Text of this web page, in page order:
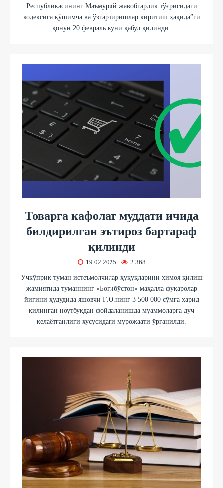
Республикасининг Маъмурий жавобгарлик тўғрисидаги
кодексига қўшимча ва ўзгартиришлар киритиш ҳақида”ги
қонун 20 февраль куни қабул қилинди.
Товарга кафолат муддати ичида
билдирилган эътироз бартараф
қилинди
19.02.2025 2 368
Учкўприк туман истеъмолчилар ҳуқуқларини ҳимоя қилиш
жамиятида туманнинг «Боғибўстон» маҳалла фуқаролар
йиғини ҳудудида яшовчи Ғ.О.нинг 3 500 000 сўмга харид
қилинган ноутбукдан фойдаланишда муаммоларга дуч
келаётганлиги хусусидаги мурожаати ўрганилди.